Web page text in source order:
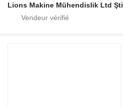
Lions Makine Mühendislik Ltd Şti